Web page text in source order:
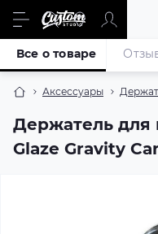
Аксессуары
Держатель для
Glaze Gravity
Все о товаре